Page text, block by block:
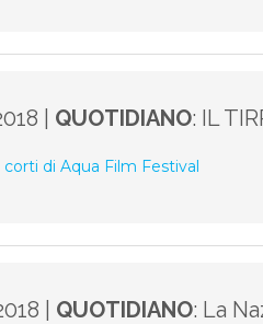
| QUOTIDIANO: IL
corti di Aqua Film Festival
| QUOTIDIANO: La